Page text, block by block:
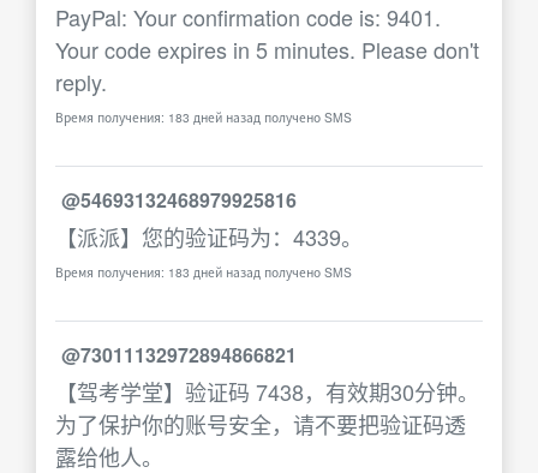
PayPal: Your confirmation code is: 9401.
Your code expires in 5 minutes. Please don't
reply.
Время получения: 183 дней назад получено SMS
@54693132468979925816
【派派】您的验证码为：4339。
Время получения: 183 дней назад получено SMS
@73011132972894866821
【驾考学堂】验证码 7438，有效期30分钟。
为了保护你的账号安全，请不要把验证码透
露给他人。